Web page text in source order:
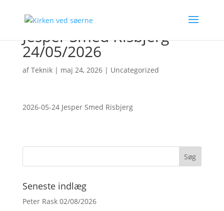
Jesper Smed Risbjerg
24/05/2026
afTeknik| maj 24, 2026| Uncategorized
2026-05-24 Jesper Smed Risbjerg
Seneste indlæg
Peter Rask 02/08/2026